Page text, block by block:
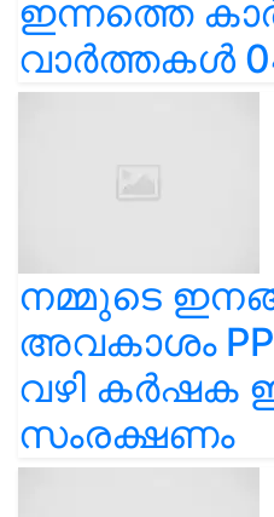
ഇന്നത്തെ
വാർത്തകൾ
നമ്മുടെ
അവകാശം
വഴി കർഷക
സംരക്ഷണം